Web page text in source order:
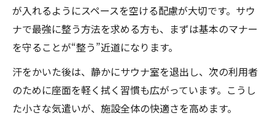
が入れるようにスペースを空ける配慮が大切です。サウ
ナで最強に整う方法を求める方も、まずは基本のマナー
を守ることが“整う”近道になります。
汗をかいた後は、静かにサウナ室を退出し、次の利用者
のために座面を軽く拭く習慣も広がっています。こうし
た小さな気遣いが、施設全体の快適さを高めます。